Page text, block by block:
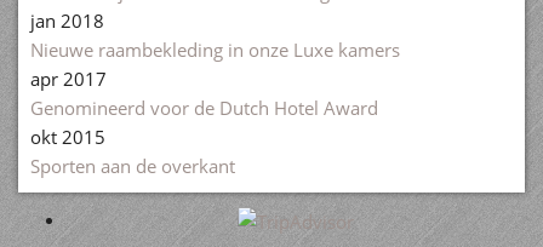
jan 2018
Nieuwe raambekleding in onze Luxe kamers
apr 2017
Genomineerd voor de Dutch Hotel Award
okt 2015
Sporten aan de overkant